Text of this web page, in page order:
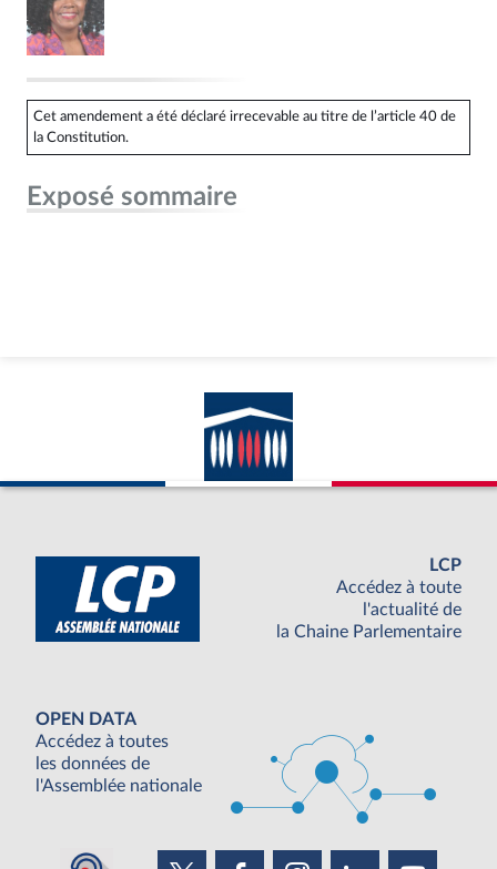
Cet amendement a été déclaré irrecevable au titre de l’article 40 de
la Constitution.
Exposé sommaire
LCP
Accédez à toute
l'actualité de
la Chaine Parlementaire
OPEN DATA
Accédez à toutes
les données de
l'Assemblée nationale